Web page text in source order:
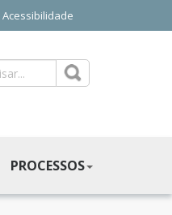
Acessibilidade
PROCESSOS